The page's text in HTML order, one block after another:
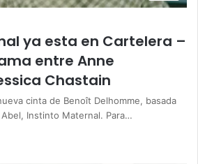
ya esta en Cartelera –
entre Anne
Chastain
cinta de Benoît Delhomme, basada
Instinto Maternal. Para…